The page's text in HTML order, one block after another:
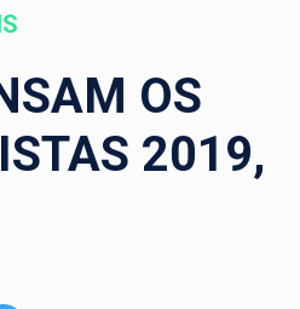
OS
2019,